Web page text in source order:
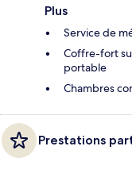
Plus
Service de
Coffre-fort
portable
Chambres
Prestations